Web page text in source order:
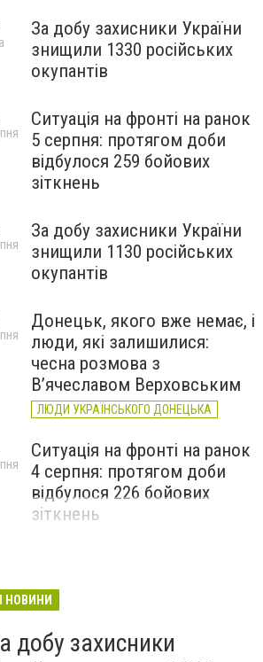
За добу захисники України
знищили 1330 російських
окупантів
Ситуація на фронті на ранок
5 серпня: протягом доби
відбулося 259 бойових
зіткнень
За добу захисники України
знищили 1130 російських
окупантів
Донецьк, якого вже немає, і
люди, які залишилися:
чесна розмова з
В’ячеславом Верховським
ЛЮДИ УКРАЇНСЬКОГО ДОНЕЦЬКА
Ситуація на фронті на ранок
4 серпня: протягом доби
відбулося 226 бойових
зіткнень
НОВИНИ
добу захисники